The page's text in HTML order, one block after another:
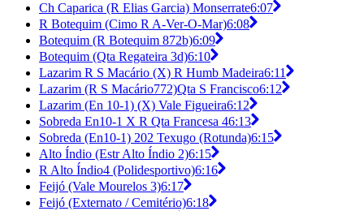
Ch Caparica (R Elias Garcia) Monserrate6:07
R Botequim (Cimo R A-Ver-O-Mar)6:08
Botequim (R Botequim 872b)6:09
Botequim (Qta Regateira 3d)6:10
Lazarim R S Macário (X) R Humb Madeira6:11
Lazarim (R S Macário772)Qta S Francisco6:12
Lazarim (En 10-1) (X) Vale Figueira6:12
Sobreda En10-1 X R Qta Francesa 46:13
Sobreda (En10-1) 202 Texugo (Rotunda)6:15
Alto Índio (Estr Alto Índio 2)6:15
R Alto Índio4 (Polidesportivo)6:16
Feijó (Vale Mourelos 3)6:17
Feijó (Externato / Cemitério)6:18